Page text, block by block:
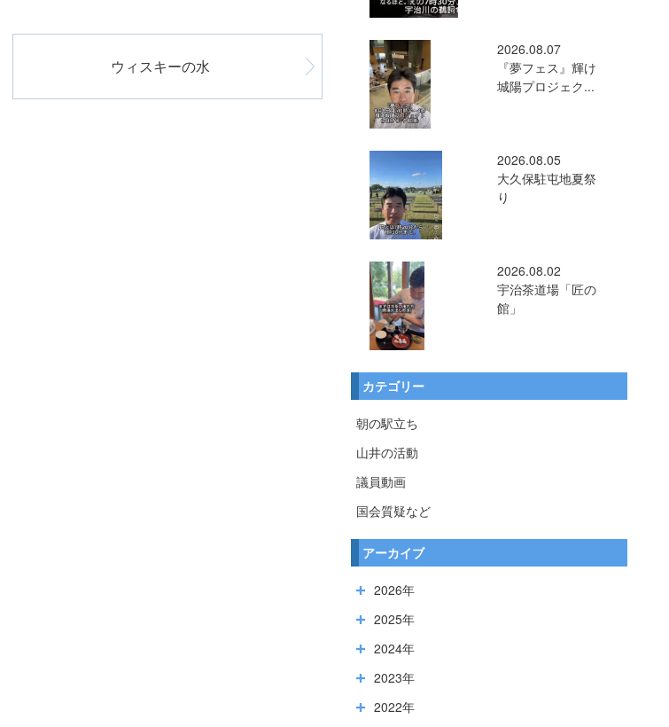
ウィスキーの水
2026.08.07
『夢フェス』輝け
城陽プロジェク...
2026.08.05
大久保駐屯地夏祭
り
2026.08.02
宇治茶道場「匠の
館」
カテゴリー
朝の駅立ち
山井の活動
議員動画
国会質疑など
アーカイブ
2026年
2025年
2024年
2023年
2022年